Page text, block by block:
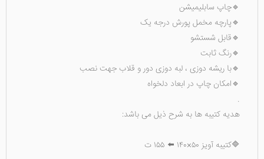
🔹چاپ سابلیمیشن
🔹پارچه مخمل پورش درجه یک
🔹قابل شستشو
🔹رنگ ثابت
🔹با ریشه دوزی ، لبه دوزی دور و قلاب جهت نصب
🔹امکان چاپ در ابعاد دلخواه
.
هدیه کتیبه ها به شرح ذیل می باشد:
🔷کتیبه آویز ۵۰×۱۴۰ ⬅️ ۱۵۵ ت